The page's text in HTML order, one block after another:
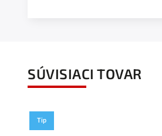
SÚVISIACI TOVAR
Tip